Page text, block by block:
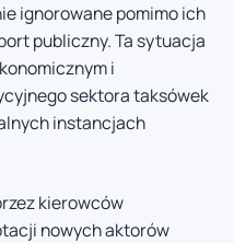
ignorowane pomimo ich
publiczny. Ta sytuacja
i
sektora taksówek
instancjach
kierowców
nowych aktorów